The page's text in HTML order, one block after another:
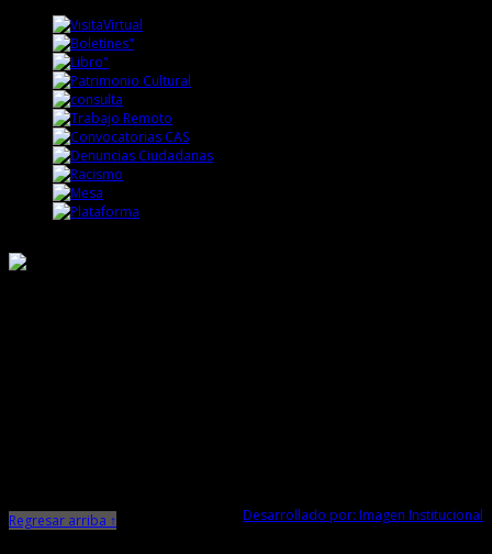
Desarrollado por: Imagen Institucional
Regresar arriba ↑